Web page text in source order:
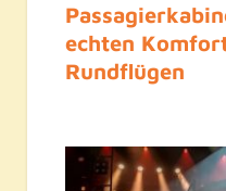
echten
Rundflügen